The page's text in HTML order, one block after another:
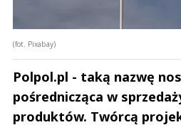
(fot. Pixabay)
Polpol.pl - taką nazwę
pośrednicząca w
produktów. Twórcą